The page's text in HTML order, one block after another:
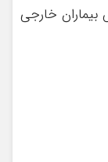
بیماران خارجی